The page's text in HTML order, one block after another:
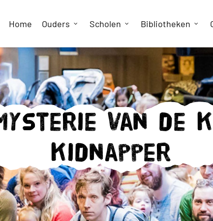
Home Ouders Scholen Bibliotheken
van de
kidnapper